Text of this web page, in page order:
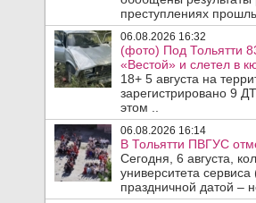
преступлениях
06.08.2026 16:32
(фото) Под Тольятти
«Вестой» и слетел в
18+ 5 августа на
зарегистрировано 9
этом ..
06.08.2026 16:14
В Тольятти ПВГУС
Сегодня, 6 августа,
университета
праздничной датой –